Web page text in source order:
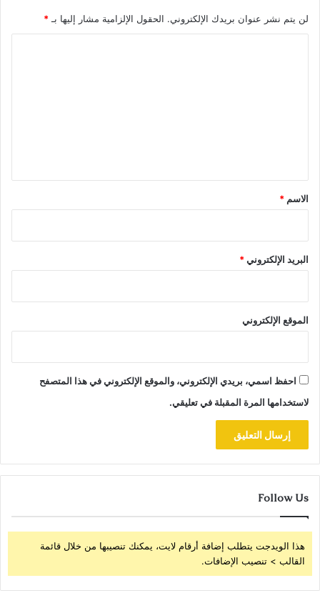
لن يتم نشر عنوان بريدك الإلكتروني. الحقول الإلزامية مشار إليها بـ *
*
الاسم *
البريد الإلكتروني*
الموقع الإلكتروني
احفظ اسمي، بريدي الإلكتروني، والموقع الإلكتروني في هذا المتصفح
لاستخدامها المرة المقبلة في تعليقي.
Follow Us
هذا الويدجت يتطلب إضافة أرقام لايت، يمكنك تنصيبها من خلال قائمة
القالب > تنصيب الإضافات.